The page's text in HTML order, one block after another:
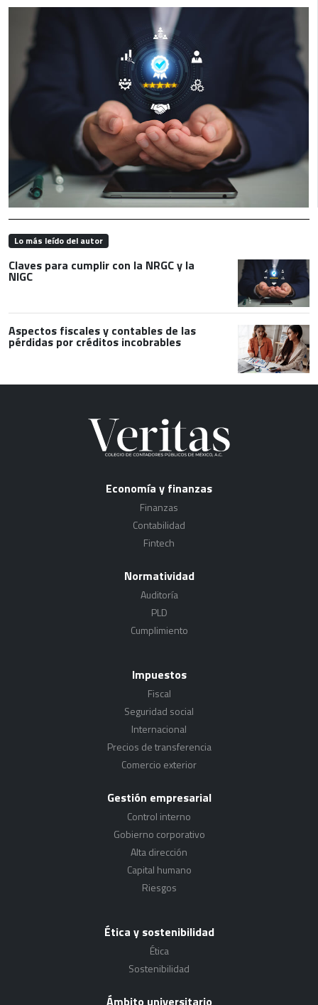
Lo más leído del autor
Claves para cumplir con la NRGC y la
NIGC
Aspectos fiscales y contables de las
pérdidas por créditos incobrables
Economía y finanzas
Finanzas
Contabilidad
Fintech
Normatividad
Auditoría
PLD
Cumplimiento
Impuestos
Fiscal
Seguridad social
Internacional
Precios de transferencia
Comercio exterior
Gestión empresarial
Control interno
Gobierno corporativo
Alta dirección
Capital humano
Riesgos
Ética y sostenibilidad
Ética
Sostenibilidad
Ámbito universitario